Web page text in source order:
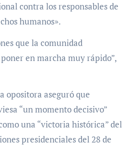
contra los responsables de
humanos».
que la comunidad
en marcha muy rápido”,
opositora aseguró que
“un momento decisivo”
una “victoria histórica” del
presidenciales del 28 de